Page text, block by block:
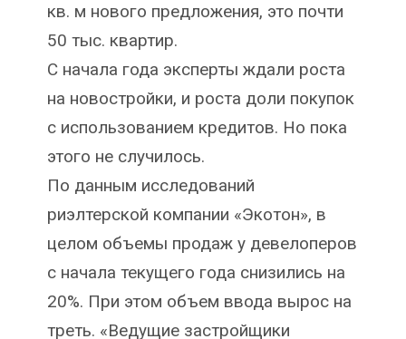
кв. м нового предложения, это почти
50 тыс. квартир.
С начала года эксперты ждали роста
на новостройки, и роста доли покупок
с использованием кредитов. Но пока
этого не случилось.
По данным исследований
риэлтерской компании «Экотон», в
целом объемы продаж у девелоперов
с начала текущего года снизились на
20%. При этом объем ввода вырос на
треть. «Ведущие застройщики